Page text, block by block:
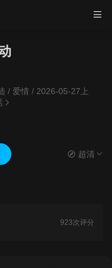
/ 爱情/ 2026-05-27上
超清
923次评分